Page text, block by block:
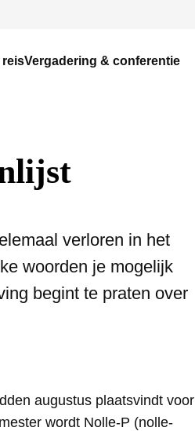
reisVergadering & conferentie
verloren in het
woorden je mogelijk
begint te praten over
augustus plaatsvindt voor
wordt Nolle-P (nolle-